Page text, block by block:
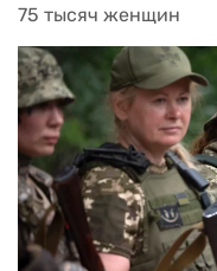
75 тысяч женщин